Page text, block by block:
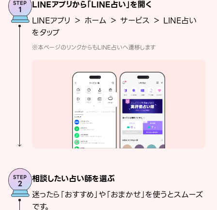
LINEアプリから「LINE占い」を開く
LINEアプリ ＞ ホーム ＞ サービス ＞ LINE占い
をタップ
※本ページのリンクからもLINE占いへ遷移します
相談したい占い師を選ぶ
迷ったら「おすすめ」や「おまかせ」を使うとスムーズ
です。